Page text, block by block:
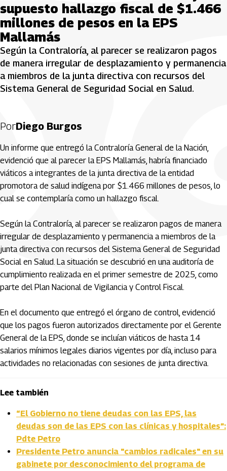
supuesto hallazgo fiscal de $1.466
millones de pesos en la EPS
Mallamás
Según la Contraloría, al parecer se realizaron pagos
de manera irregular de desplazamiento y permanencia
a miembros de la junta directiva con recursos del
Sistema General de Seguridad Social en Salud.
PorDiego Burgos
Un informe que entregó la Contraloría General de la Nación,
evidenció que al parecer la EPS Mallamás, habría financiado
viáticos a integrantes de la junta directiva de la entidad
promotora de salud indígena por $1.466 millones de pesos, lo
cual se contemplaría como un hallazgo fiscal.
Según la Contraloría, al parecer se realizaron pagos de manera
irregular de desplazamiento y permanencia a miembros de la
junta directiva con recursos del Sistema General de Seguridad
Social en Salud. La situación se descubrió en una auditoría de
cumplimiento realizada en el primer semestre de 2025, como
parte del Plan Nacional de Vigilancia y Control Fiscal.
En el documento que entregó el órgano de control, evidenció
que los pagos fueron autorizados directamente por el Gerente
General de la EPS, donde se incluían viáticos de hasta 14
salarios mínimos legales diarios vigentes por día, incluso para
actividades no relacionadas con sesiones de junta directiva.
Lee también
“El Gobierno no tiene deudas con las EPS, las
deudas son de las EPS con las clínicas y hospitales”:
Pdte Petro
Presidente Petro anuncia "cambios radicales" en su
gabinete por desconocimiento del programa de